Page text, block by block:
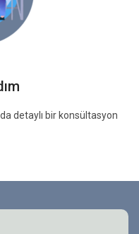
detaylı bir konsültasyon